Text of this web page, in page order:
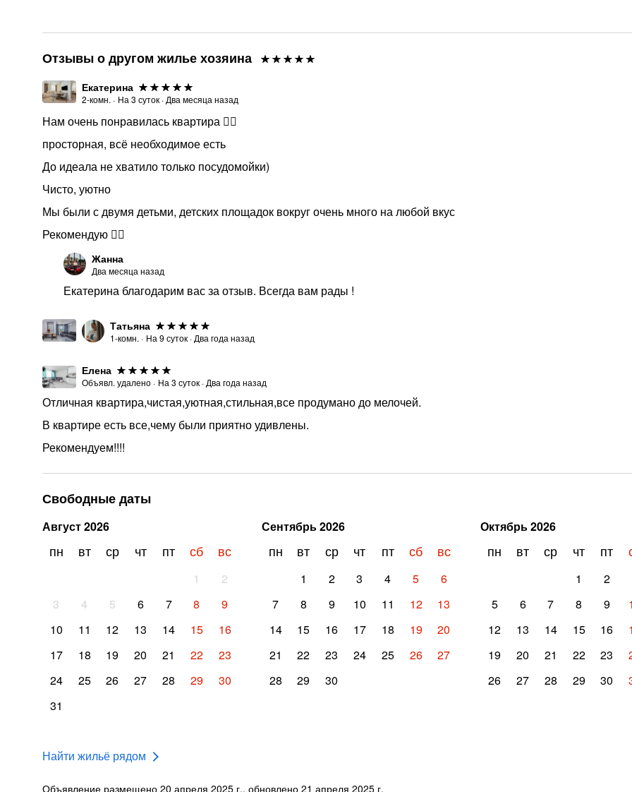
Свободные даты
Август2026
пн вт ср чт пт сб вс
1
2
3
4 5 6 7 8
9
10
11 12 13 14 15
16
17
18 19 20 21 22
23
24
25 26 27 28 29
30
31
Сентябрь2026
пн вт ср чт пт сб вс
1 2 3 4 5
6
7
8 9 10 11 12
13
14
15 16 17 18 19
20
21
22 23 24 25 26
27
28
29 30
Октябрь2026
пн вт ср чт пт
1 2
5
6 7 8 9
12
13 14 15 16
19
20 21 22 23
26
27 28 29 30
Отзывы о другом жилье хозяина
Екатерина
2-комн. · На 3 суток · Два месяца назад
Нам очень понравилась квартира 👍🏻
просторная, всё необходимое есть
До идеала не хватило только посудомойки)
Чисто, уютно
Мы были с двумя детьми, детских площадок вокруг очень много на любой вкус
Рекомендую 👌🏻
Жанна
Два месяца назад
Екатерина благодарим вас за отзыв. Всегда вам рады !
Татьяна
1-комн. · На 9 суток · Два года назад
Елена
Объявл. удалено · На 3 суток · Два года назад
Отличная квартира,чистая,уютная,стильная,все продумано до мелочей.
В квартире есть все,чему были приятно удивлены.
Рекомендуем!!!!
Найти жильё рядом
Объявление размещено 20 апреля 2025 г., обновлено 21 апреля 2025 г.